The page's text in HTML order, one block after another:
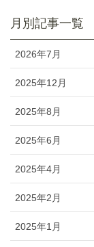
月別記事一覧
2026年7月
2025年12月
2025年8月
2025年6月
2025年4月
2025年2月
2025年1月